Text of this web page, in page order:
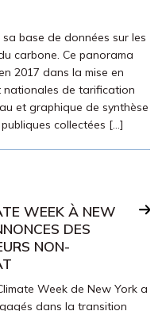
sa base de données sur les
carbone. Ce panorama
2017 dans la mise en
nationales de tarification
et graphique de synthèse
collectées […]
WEEK À NEW
DES
NON-
Week de New York a
dans la transition